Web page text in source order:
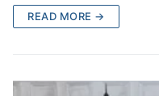
READ MORE →